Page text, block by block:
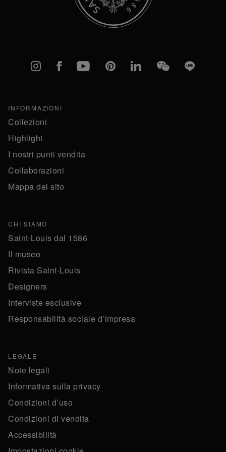
Instagram
FacebookYouTubePinterestlinkedInWeChatLine
INFORMAZIONI
Collezioni
Highlight
I nostri punti vendita
Collaborazioni
Mappa del sito
CHI SIAMO
Saint-Louis dal 1586
Il museo
Rivista Saint-Louis
Designers
Interviste esclusive
Responsabilità sociale d’impresa
LEGALE
Note legali
Informativa sulla privacy
Condizioni d’uso
Condizioni di vendita
Accessibilità